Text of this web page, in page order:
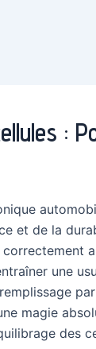
:
et de la
correctement
une
magie
des